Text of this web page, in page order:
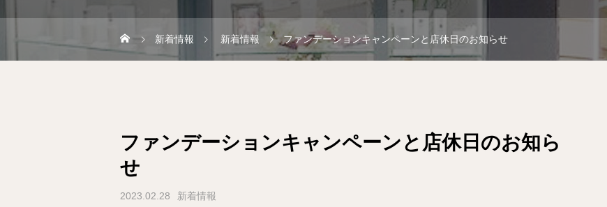
新着情報 新着情報 ファンデーションキャンペーンと店休日のお知らせ
ファンデーションキャンペーンと店休日のお知ら
せ
2023.02.28 新着情報